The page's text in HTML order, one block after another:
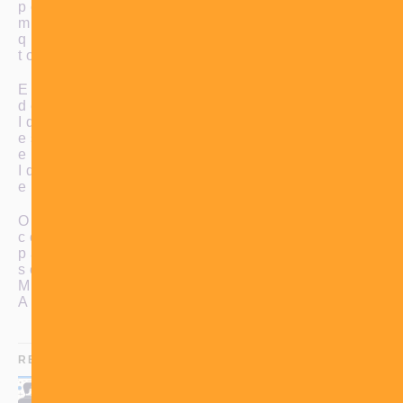
pode ser adaptado para diferentes
mídias e plataformas, garantindo
que sua marca esteja presente em
todos os canais de comunicação.
Então, não perca tempo e
descubra como o Jingle –
IdeiasBlah pode impulsionar suas
estratégias de marketing! Entre
em contato com a equipe da
IdeiasBlah e deixe sua marca
encantar o mundo.
Obrigado por apreciar nosso
conteúdo. Assine a newsletter
para não perder mais nada e volte
sempre! IdeiasBlah.com.br –
Multidisciplinary Branding
Agency.
RELACIONADO